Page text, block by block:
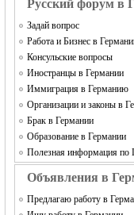
Русский форум в
Задай вопрос
Работа и Бизнес в
Консульские вопросы
Иностранцы в Германии
Иммиграция в Германию
Организации и законы в
Брак в Германии
Образование в Германии
Полезная информация по
Объявления в
Предлагаю работу в